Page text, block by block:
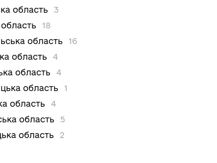
область
3
18
область
16
область
4
область
4
область
1
область
4
область
5
область
2